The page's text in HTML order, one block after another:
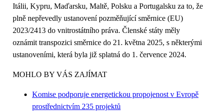
Itálii, Kypru, Maďarsku, Maltě, Polsku a Portugalsku za to, že
plně nepřevedly ustanovení pozměňující směrnice (EU)
2023/2413 do vnitrostátního práva. Členské státy měly
oznámit transpozici směrnice do 21. května 2025, s některými
ustanoveními, která byla již splatná do 1. července 2024.
MOHLO BY VÁS ZAJÍMAT
Komise podporuje energetickou propojenost v Evropě
prostřednictvím 235 projektů